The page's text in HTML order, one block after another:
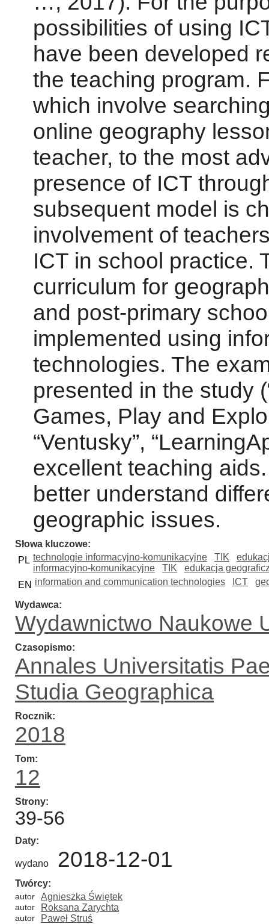
possibilities of using
have been developed
the teaching program.
which involve
online geography
teacher, to the most
presence of ICT
subsequent model is
involvement of
ICT in school practice.
curriculum for
and post-primary
implemented using
technologies. The
presented in the study
Games, Play and
“Ventusky”,
excellent teaching
better understand
geographic issues.
Słowa kluczowe
PL technologie informacyjno-komunikacyjne TIK
informacyjno-komunikacyjne
TIK
edukacja
EN information and communication technologies ICT
Wydawca
Wydawnictwo Naukowe
Czasopismo
Annales Universitatis
Studia Geographica
Rocznik
2018
Tom
12
Strony
39-56
Daty
wydano 2018-12-01
Twórcy
autor Agnieszka Świętek
autor Roksana Zarychta
autor
Paweł Struś